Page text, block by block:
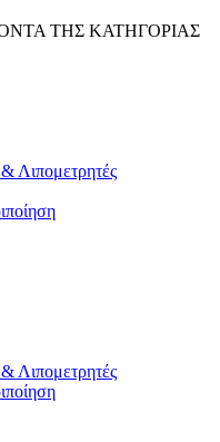
ΤΗΣ ΚΑΤΗΓΟΡΙΑΣ
Λιπομετρητές
Λιπομετρητές